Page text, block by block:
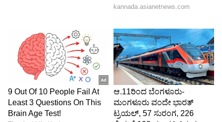
Image Credit :Indian Cricket Ministry Video X
ತುಷಾರ್ ಮೇಲಿತ್ತು ಸಿಟ್ಟು
ತುಷಾರ್ ದೇಶಾಪಾಂಡೆ ಅದ್ಭುತ ಬೌಲಿಂಗ್ ಪ್ರದರ್ಶನ
ಮಾಡಿದ್ದರು. ಪ್ರಮುಖ 2 ವಿಕೆಟ್ ಕಬಳಿಸಿದ್ದರು. ಇದು ಅಂಧೇರಿ
ತಂಡದ ಕುಸಿತಕ್ಕೂ ಕಾರಣವಾಗಿತ್ತು. ಇತ್ತ ತುಷಾರ್